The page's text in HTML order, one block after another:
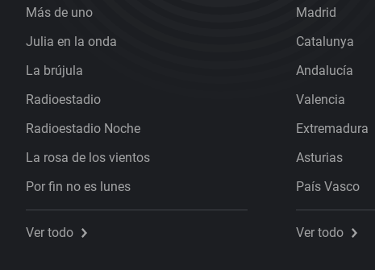
Más de uno
Julia en la onda
La brújula
Radioestadio
Radioestadio Noche
La rosa de los vientos
Por fin no es lunes
Ver todo
Madrid
Catalunya
Andalucía
Valencia
Extremadura
Asturias
País Vasco
Ver todo